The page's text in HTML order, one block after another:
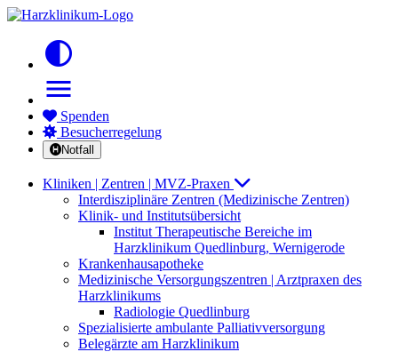
contrast
menu
Spenden
Besucherregelung
Notfall
Kliniken | Zentren | MVZ-Praxen
Interdisziplinäre Zentren (Medizinische Zentren)
Klinik- und Institutsübersicht
Institut Therapeutische Bereiche im
Harzklinikum Quedlinburg, Wernigerode
Krankenhausapotheke
Medizinische Versorgungszentren | Arztpraxen des
Harzklinikums
Radiologie Quedlinburg
Spezialisierte ambulante Palliativversorgung
Belegärzte am Harzklinikum